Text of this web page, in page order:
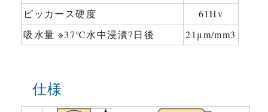
ピッカース硬度
61Hv
吸水量 ※37℃水中浸漬7日後
21μm/mm3
仕様